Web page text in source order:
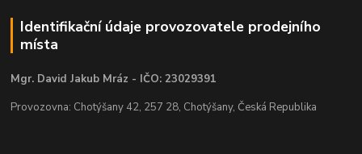
Identifikační údaje provozovatele prodejního
místa
Mgr. David Jakub Mráz - IČO: 23029391
Provozovna: Chotýšany 42, 257 28, Chotýšany, Česká Republika